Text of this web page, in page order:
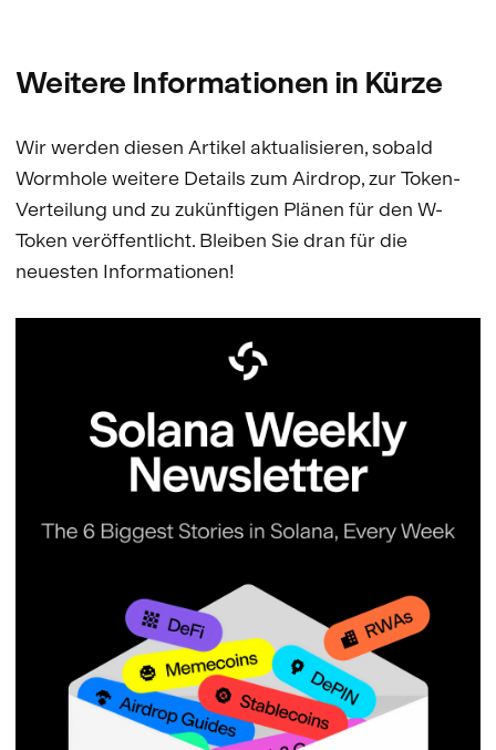
Weitere Informationen in Kürze
Wir werden diesen Artikel aktualisieren, sobald
Wormhole weitere Details zum Airdrop, zur Token-
Verteilung und zu zukünftigen Plänen für den W-
Token veröffentlicht. Bleiben Sie dran für die
neuesten Informationen!